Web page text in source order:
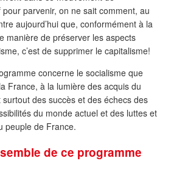
parvenir, on ne sait comment, au
aujourd’hui que, conformément à la
manière de préserver les aspects
c’est de supprimer le capitalisme!
concerne le socialisme que
France, à la lumière des acquis du
des succès et des échecs des
du monde actuel et des luttes et
peuple de France.
de ce programme